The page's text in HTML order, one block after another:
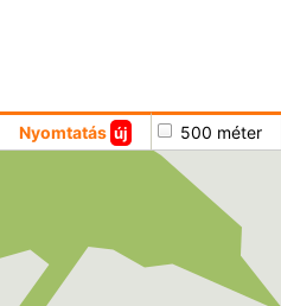
Nyomtatás új 500 méter